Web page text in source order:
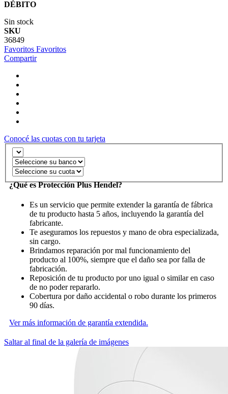
DÉBITO
Sin stock
SKU
36849
Favoritos Favoritos
Compartir
Conocé las cuotas con tu tarjeta
¿Qué es Protección Plus Hendel?
Es un servicio que permite extender la garantía de fábrica
de tu producto hasta 5 años, incluyendo la garantía del
fabricante.
Te aseguramos los repuestos y mano de obra especializada,
sin cargo.
Brindamos reparación por mal funcionamiento del
producto al 100%, siempre que el daño sea por falla de
fabricación.
Reposición de tu producto por uno igual o similar en caso
de no poder repararlo.
Cobertura por daño accidental o robo durante los primeros
90 días.
Ver más información de garantía extendida.
Saltar al final de la galería de imágenes